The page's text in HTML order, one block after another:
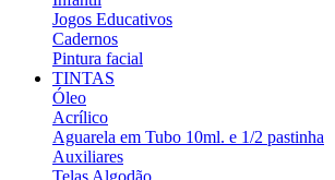
Jogos Educativos
Cadernos
Pintura facial
TINTAS
Óleo
Acrílico
Aguarela em Tubo 10ml. e 1/2 pastinha
Auxiliares
Telas Algodão